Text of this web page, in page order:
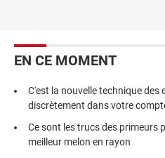
EN CE MOMENT
C'est la nouvelle technique des
discrètement dans votre
Ce sont les trucs des primeurs
meilleur melon en rayon